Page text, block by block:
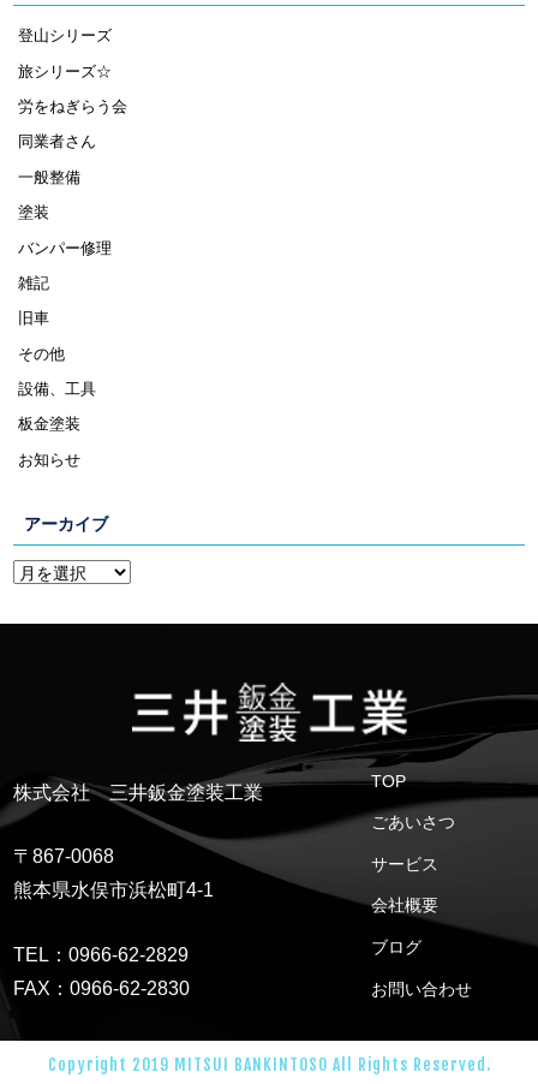
登山シリーズ
旅シリーズ☆
労をねぎらう会
同業者さん
一般整備
塗装
バンパー修理
雑記
旧車
その他
設備、工具
板金塗装
お知らせ
アーカイブ
株式会社 三井鈑金塗装工業
〒867-0068
熊本県水俣市浜松町4-1
TEL：0966-62-2829
FAX：0966-62-2830
TOP
ごあいさつ
サービス
会社概要
ブログ
お問い合わせ
Copyright 2019 MITSUI BANKINTOSO All Rights Reserved.